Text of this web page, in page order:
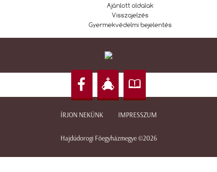
Ajánlott oldalak
Visszajelzés
Gyermekvédelmi bejelentés
ÍRJON NEKÜNK IMPRESSZUM
Hajdúdorogi Főegyházmegye ©2026